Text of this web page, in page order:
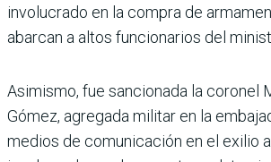
involucrado en la compra de
abarcan a altos funcionarios del
Asimismo, fue sancionada la coronel
Gómez, agregada militar en la
medios de comunicación en el exilio